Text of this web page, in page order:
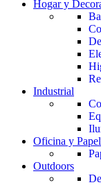
Hogar y
Industrial
Oficina y
Outdoors